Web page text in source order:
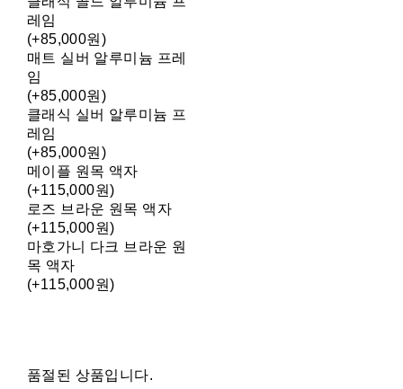
레임
(+85,000원)
매트 실버 알루미늄 프레
임
(+85,000원)
클래식 실버 알루미늄 프
레임
(+85,000원)
메이플 원목 액자
(+115,000원)
로즈 브라운 원목 액자
(+115,000원)
마호가니 다크 브라운 원
목 액자
(+115,000원)
품절된 상품입니다.